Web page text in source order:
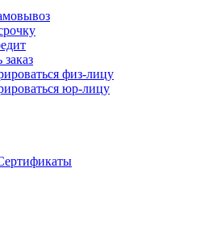
физ-лицу
юр-лицу